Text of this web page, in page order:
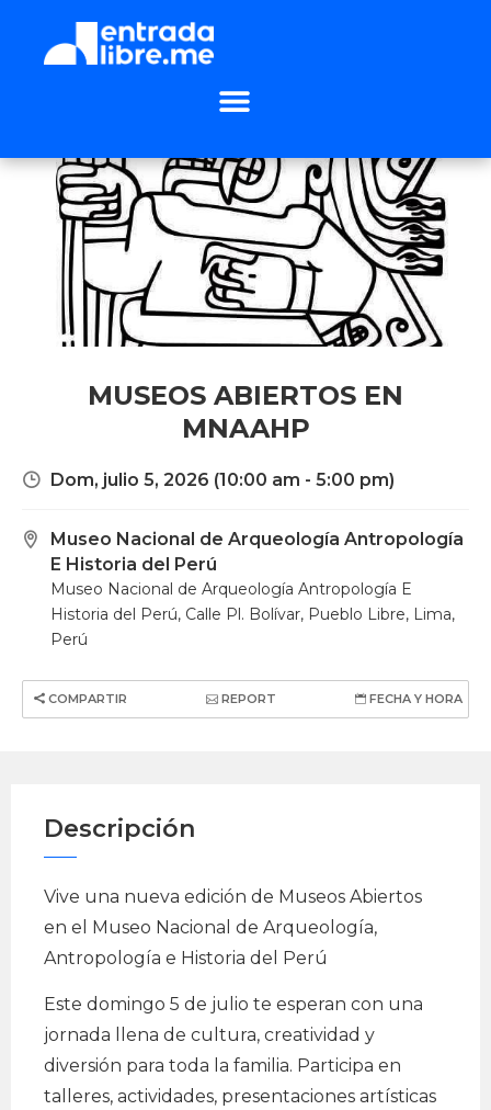
MUSEOS ABIERTOS EN
MNAAHP
Dom, julio 5, 2026 (10:00 am - 5:00 pm)
Museo Nacional de Arqueología Antropología
E Historia del Perú
Museo Nacional de Arqueología Antropología E
Historia del Perú, Calle Pl. Bolívar, Pueblo Libre, Lima,
Perú
COMPARTIR REPORT FECHA Y HORA
Descripción
Vive una nueva edición de Museos Abiertos
en el Museo Nacional de Arqueología,
Antropología e Historia del Perú
Este domingo 5 de julio te esperan con una
jornada llena de cultura, creatividad y
diversión para toda la familia. Participa en
talleres, actividades, presentaciones artísticas